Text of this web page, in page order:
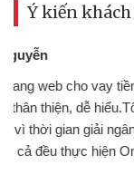
Ý kiến